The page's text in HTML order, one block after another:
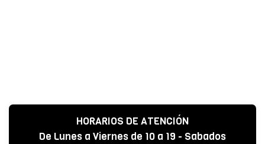
HORARIOS DE ATENCIÓN
De Lunes a Viernes de 10 a 19 - Sabados